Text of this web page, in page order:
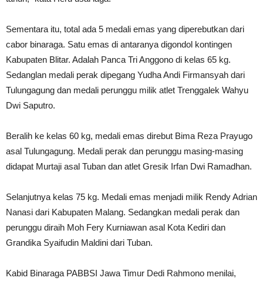
Sementara itu, total ada 5 medali emas yang diperebutkan dari
cabor binaraga. Satu emas di antaranya digondol kontingen
Kabupaten Blitar. Adalah Panca Tri Anggono di kelas 65 kg.
Sedanglan medali perak dipegang Yudha Andi Firmansyah dari
Tulungagung dan medali perunggu milik atlet Trenggalek Wahyu
Dwi Saputro.
Beralih ke kelas 60 kg, medali emas direbut Bima Reza Prayugo
asal Tulungagung. Medali perak dan perunggu masing-masing
didapat Murtaji asal Tuban dan atlet Gresik Irfan Dwi Ramadhan.
Selanjutnya kelas 75 kg. Medali emas menjadi milik Rendy Adrian
Nanasi dari Kabupaten Malang. Sedangkan medali perak dan
perunggu diraih Moh Fery Kurniawan asal Kota Kediri dan
Grandika Syaifudin Maldini dari Tuban.
Kabid Binaraga PABBSI Jawa Timur Dedi Rahmono menilai,